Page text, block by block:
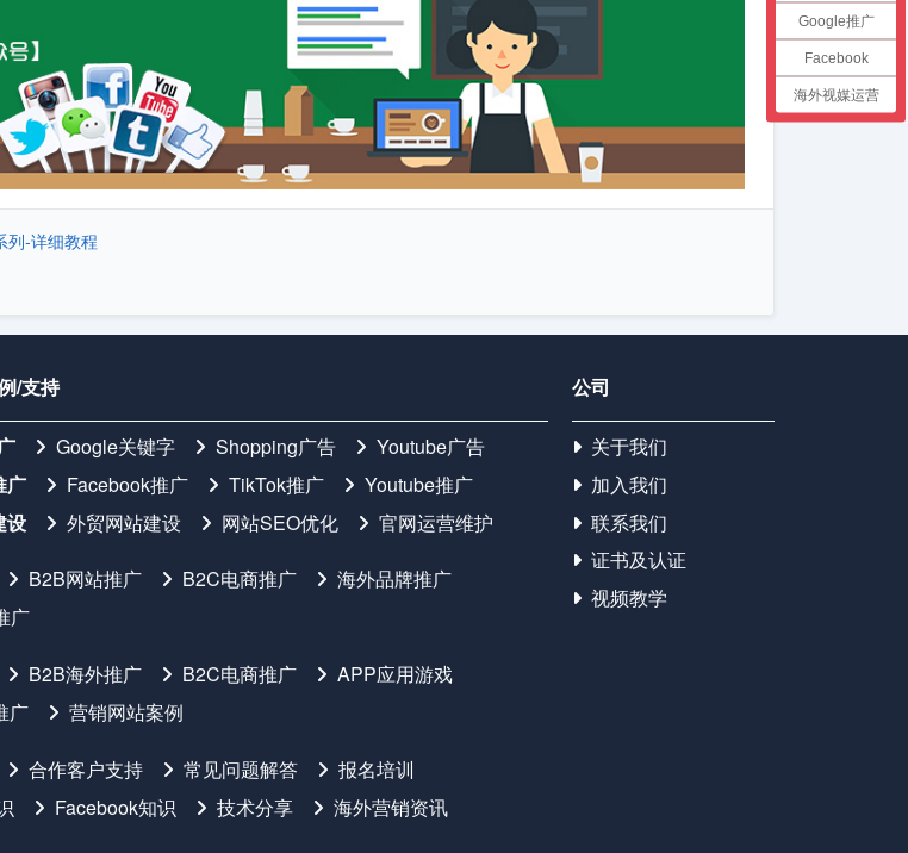
列-详细教程
/支持
Google关键字 Shopping广告
Youtube广告
广
Facebook推广 TikTok推广
Youtube推广
设
外贸网站建设 网站SEO优化 官网运营维护
B2B网站推广 B2C电商推广
海外品牌推广
广
B2B海外推广 B2C电商推广
APP应用游戏
广
营销网站案例
合作客户支持 常见问题解答
报名培训
Facebook知识 技术分享
海外营销资讯
公司
关于我们
加入我们
联系我们
证书及认证
视频教学
Google推广
Facebook
海外视媒运营